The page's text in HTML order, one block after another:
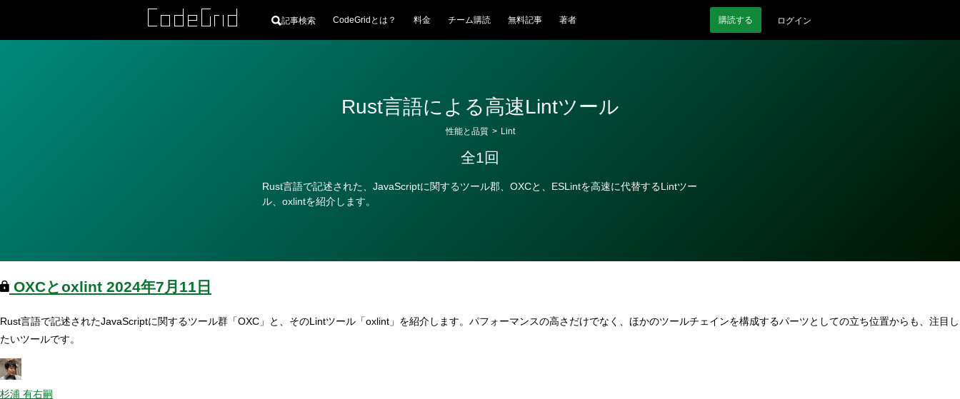
記事検索 CodeGridとは？ 料金 チーム購読 無料記事 著者 購読する ログイン
Rust言語による高速Lintツール
ー
性能と品質 > Lint
全1回
Rust言語で記述された、JavaScriptに関するツール郡、OXCと、ESLintを高速に代替するLintツー
ル、oxlintを紹介します。
OXCとoxlint 2024年7月11日
Rust言語で記述されたJavaScriptに関するツール群「OXC」と、そのLintツール「oxlint」を紹介します。パフォーマンスの高さだけでなく、ほかのツールチェインを構成するパーツとしての立ち位置からも、注目し
たいツールです。
杉浦 有右嗣